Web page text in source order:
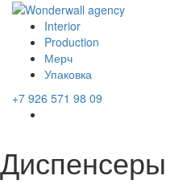
Interior
Production
Мерч
Упаковка
+7 926 571 98 09
Диспенсеры